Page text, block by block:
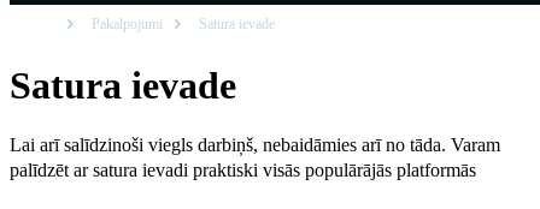
Pakalpojumi Satura ievade
Satura ievade
Lai arī salīdzinoši viegls darbiņš, nebaidāmies arī no tāda. Varam
palīdzēt ar satura ievadi praktiski visās populārājās platformās